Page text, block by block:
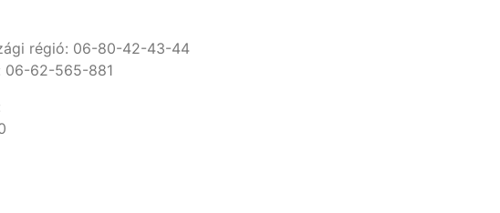
régió: 06-80-42-43-44
06-62-565-881